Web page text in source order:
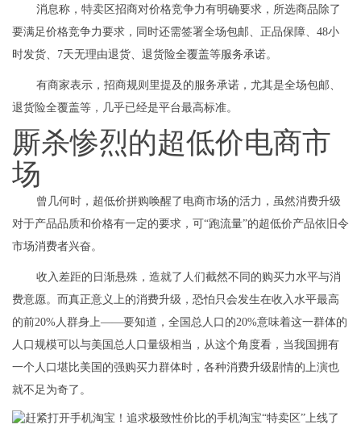
消息称，特卖区招商对价格竞争力有明确要求，所选商品除了
要满足价格竞争力要求，同时还需签署全场包邮、正品保障、48小
时发货、7天无理由退货、退货险全覆盖等服务承诺。
有商家表示，招商规则里提及的服务承诺，尤其是全场包邮、
退货险全覆盖等，几乎已经是平台最高标准。
厮杀惨烈的超低价电商市
场
曾几何时，超低价拼购唤醒了电商市场的活力，虽然消费升级
对于产品品质和价格有一定的要求，可“跑流量”的超低价产品依旧令
市场消费者兴奋。
收入差距的日渐悬殊，造就了人们截然不同的购买力水平与消
费意愿。而真正意义上的消费升级，恐怕只会发生在收入水平最高
的前20%人群身上——要知道，全国总人口的20%意味着这一群体的
人口规模可以与美国总人口量级相当，从这个角度看，当我国拥有
一个人口堪比美国的强购买力群体时，各种消费升级剧情的上演也
就不足为奇了。